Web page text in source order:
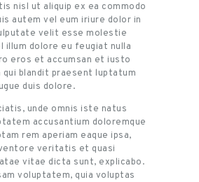
nisl ut aliquip ex ea commodo
autem vel eum iriure dolor in
velit esse molestie
illum dolore eu feugiat nulla
eros et accumsan et iusto
qui blandit praesent luptatum
duis dolore.
unde omnis iste natus
accusantium doloremque
rem aperiam eaque ipsa,
veritatis et quasi
vitae dicta sunt, explicabo.
voluptatem, quia voluptas